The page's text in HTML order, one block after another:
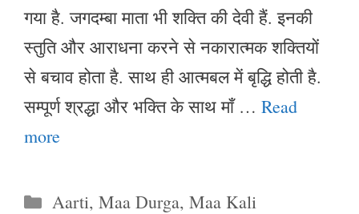
गया है. जगदम्बा माता भी शक्ति की देवी हैं. इनकी
स्तुति और आराधना करने से नकारात्मक शक्तियों
से बचाव होता है. साथ ही आत्मबल में बृद्धि होती है.
सम्पूर्ण श्रद्धा और भक्ति के साथ माँ … Read
more
Categories
Aarti,Maa Durga,Maa Kali